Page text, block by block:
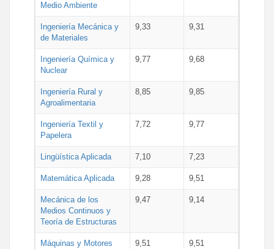
Medio Ambiente
Ingeniería Mecánica y
de Materiales
9,33 9,31
Ingeniería Química y
Nuclear
9,77 9,68
Ingeniería Rural y
Agroalimentaria
8,85 9,85
Ingeniería Textil y
Papelera
7,72 9,77
Lingüística Aplicada 7,10 7,23
Matemática Aplicada 9,28 9,51
Mecánica de los
Medios Continuos y
Teoría de Estructuras
9,47 9,14
Máquinas y Motores
9,51 9,51